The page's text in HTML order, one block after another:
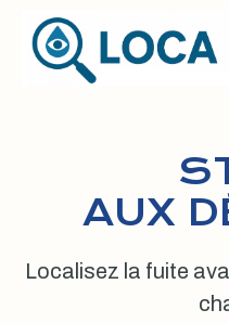
AUX
Localisez la fuite